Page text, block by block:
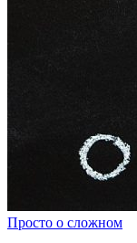
Просто о сложном